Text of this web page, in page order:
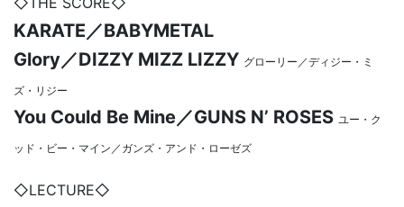
KARATE／BABYMETAL
Glory／DIZZY MIZZ LIZZY グローリー／ディジー・ミ
ズ・リジー
You Could Be Mine／GUNS N’ ROSES ユー・ク
ッド・ビー・マイン／ガンズ・アンド・ローゼズ
◇LECTURE◇